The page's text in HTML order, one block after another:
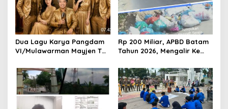
a
t
i
o
n
Dua Lagu Karya Pangdam
VI/Mulawarman Mayjen TNI
Singing Competition HUT
Ke-81 RI
Rp 200 Miliar, APBD Batam
Tahun 2026, Mengalir Ke
Batam, Belum Berhasil
Bereskan Sampah